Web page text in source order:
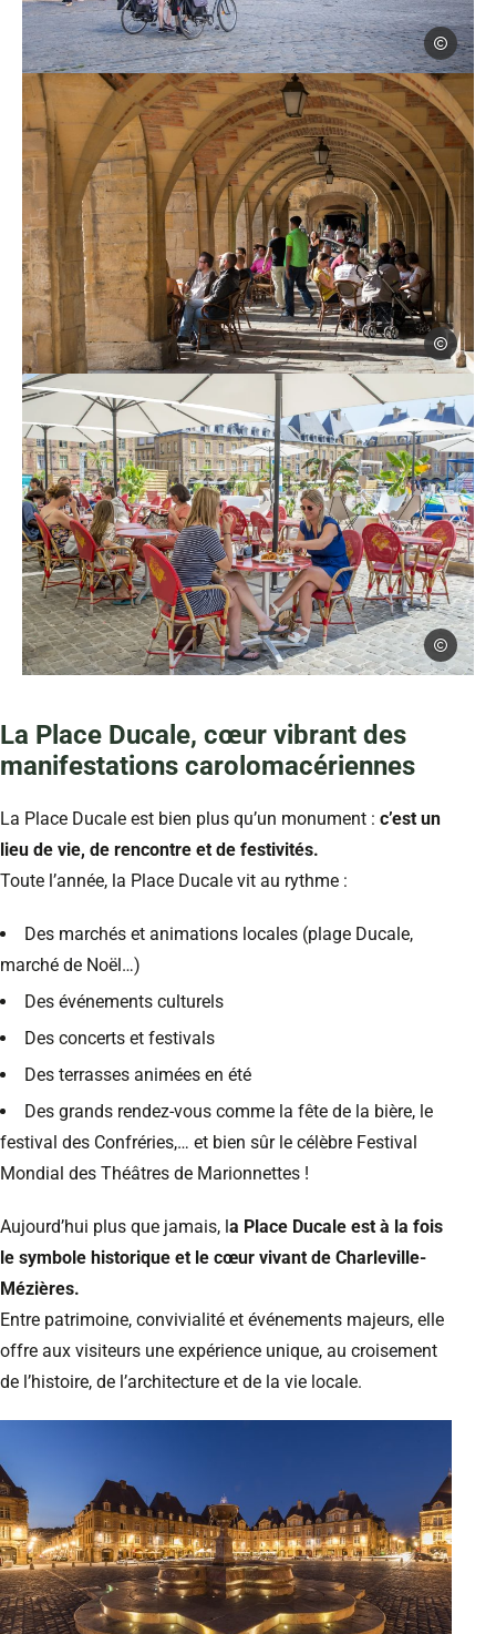
Cyclistes sur la Place Ducale de Charleville-Mézières dans les
Pierre de
Vue sous les arcades de la place Ducale de Charleville-Mézières
David
Terrasses et cafés place Ducale à Charleville-Mézières dans les
La Place Ducale, cœur vibrant des
manifestations carolomacériennes
La Place Ducale est bien plus qu’un monument : c’est un
lieu de vie, de rencontre et de festivités.
Toute l’année, la Place Ducale vit au rythme :
Des marchés et animations locales (plage Ducale,
marché de Noël…)
Des événements culturels
Des concerts et festivals
Des terrasses animées en été
Des grands rendez-vous comme la fête de la bière, le
festival des Confréries,… et bien sûr le célèbre Festival
Mondial des Théâtres de Marionnettes !
Aujourd’hui plus que jamais, la Place Ducale est à la fois
le symbole historique et le cœur vivant de Charleville-
Mézières.
Entre patrimoine, convivialité et événements majeurs, elle
offre aux visiteurs une expérience unique, au croisement
de l’histoire, de l’architecture et de la vie locale.